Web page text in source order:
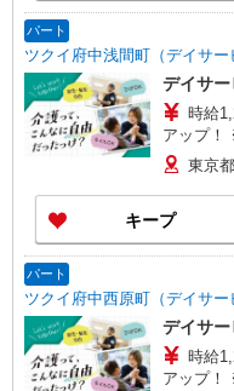
センター
士見町一
センター
ーポ台益
パート
ツクイ府中浅間町（デイサー
デイサ
時給1,226円
アップ！
東京
キープ
パート
ツクイ府中西原町（デイサー
デイサ
時給1,226円
アップ！